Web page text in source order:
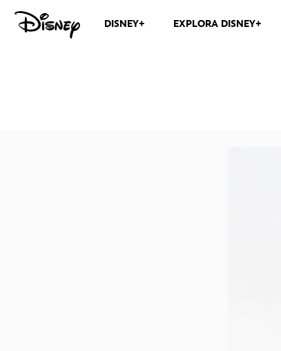
DISNEY+ EXPLORA DISNEY+